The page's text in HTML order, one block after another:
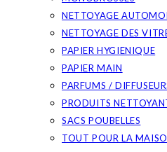
NETTOYAGE
NETTOYAGE DES
PAPIER HYGIENIQUE
PAPIER MAIN
PARFUMS /
PRODUITS
SACS POUBELLES
TOUT POUR LA